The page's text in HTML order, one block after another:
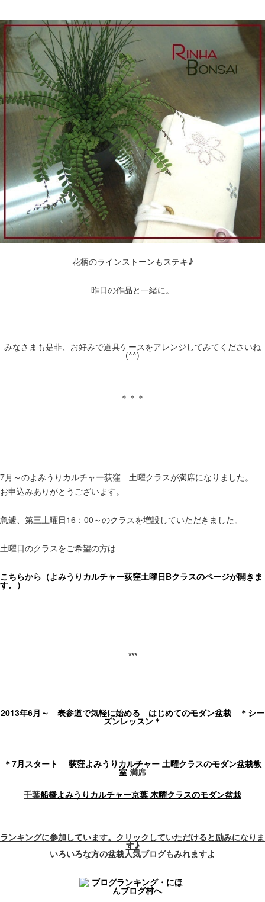
花柄のラインストーンもステキ♪
昨日の作品と一緒に。
みなさまも是非、お好みで道具ケースをアレンジしてみてくださいね
(^^)
＊＊＊
7月～のよみうりカルチャー荻窪 土曜クラスが満席になりました。
お申込みありがとうございます。
急遽、第三土曜日16：00～のクラスを増設していただきました。
土曜日のクラスをご希望の方は
こちらから（よみうりカルチャー荻窪土曜日Bクラスのページが開きま
す。）
***
2013年6月～ 表参道で気軽に始める はじめてのモダン盆栽 ＊シー
ズンレッスン＊
＊7月スタート 荻窪よみうりカルチャー 土曜クラスのモダン盆栽教
室満席
千葉船橋よみうりカルチャー京葉 木曜クラスのモダン盆栽
ランキングに参加しています。 クリックしていただけると励みになりま
す♪
いろいろな方の盆栽人気ブログもみれますよ